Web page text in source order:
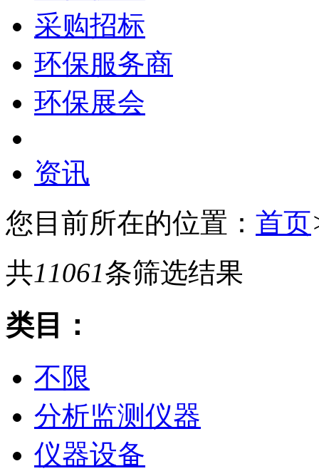
采购招标
环保服务商
环保展会
资讯
您目前所在的位置： 首页
共11061条筛选结果
类目：
不限
分析监测仪器
仪器设备